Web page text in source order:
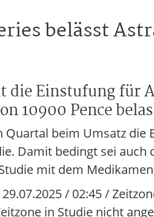
belässt
die Einstufung für
10900 Pence
beim Umsatz
Damit bedingt sei
mit dem
/ 02:45 /
in Studie nicht